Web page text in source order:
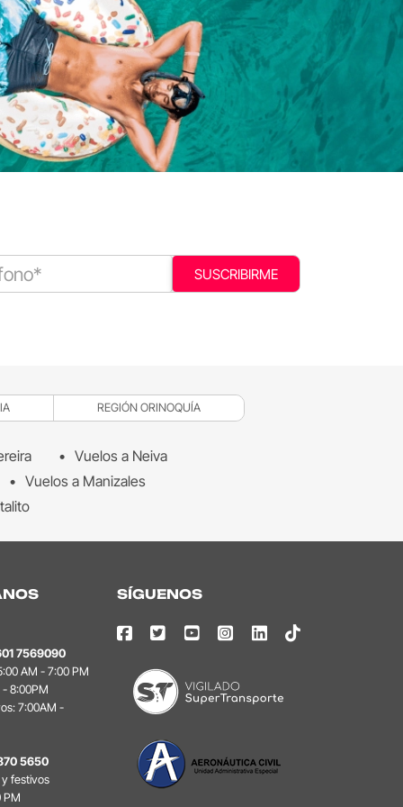
SUSCRIBIRME
REGIÓN ORINOQUÍA
Vuelos a Neiva
Vuelos a Manizales
7569090
AM - 7:00 PM
8:00PM
7:00AM -
5650
y festivos
PM
SÍGUENOS